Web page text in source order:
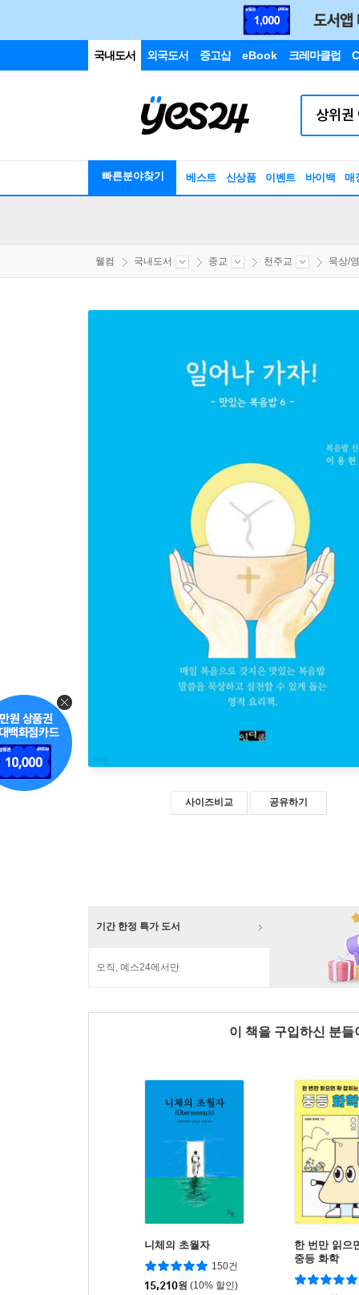
국내도서 외국도서 중고샵 eBook 크레마클럽
빠른분야찾기 베스트 신상품 이벤트 바이백 매
웰컴 국내도서 종교 천주교 묵상/
사이즈비교 공유하기
기간 한정 특가 도서
오직, 예스24에서만
이 책을 구입하신 분
니체의 초월자
150건
15,210원 (10% 할인)
한 번만 읽으
중등 화학